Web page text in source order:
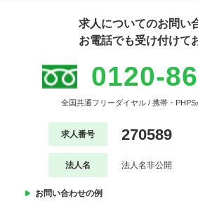
求人についてのお問い
お電話でも受け付けて
0120-
全国共通フリーダイヤル / 携帯・
求人番号 270589
法人名 法人名非公開
お問い合わせの例